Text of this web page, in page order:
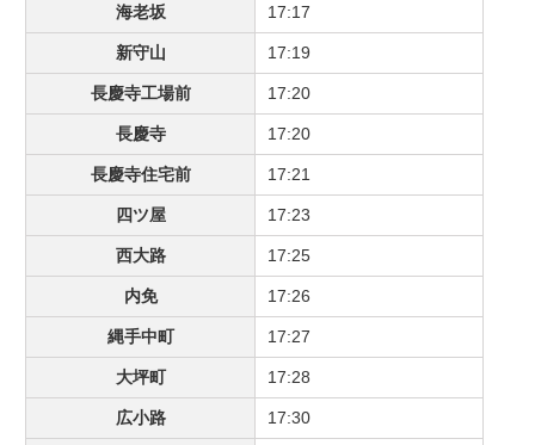
海老坂 17:17
新守山 17:19
長慶寺工場前 17:20
長慶寺 17:20
長慶寺住宅前 17:21
四ツ屋 17:23
西大路 17:25
内免 17:26
縄手中町 17:27
大坪町 17:28
広小路 17:30